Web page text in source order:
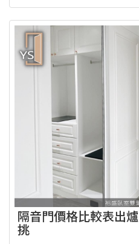
隔音門價格比較表出
挑